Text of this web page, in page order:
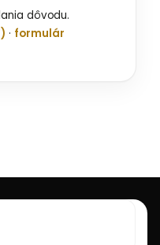
dôvodu.
· formulár